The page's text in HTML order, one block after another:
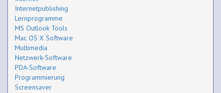
Internetpublishing
Lernprogramme
MS Outlook Tools
Mac OS X Software
Multimedia
Netzwerk-Software
PDA-Software
Programmierung
Screensaver